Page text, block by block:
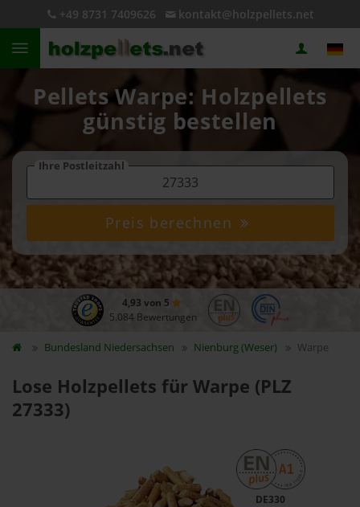
+49 8731 7409626 kontakt@holzpellets.net
Pellets Warpe: Holzpellets
günstig bestellen
Ihre Postleitzahl
Preis berechnen
4,93 von 5
5.084 Bewertungen
Bundesland Niedersachsen Nienburg (Weser) Warpe
Lose Holzpellets für Warpe (PLZ
27333)
DE330